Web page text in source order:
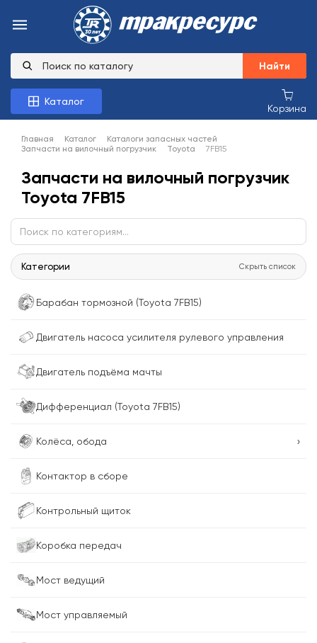
Найти
Каталог
Корзина
Главная Каталог
Каталоги запасных частей
Запчасти на вилочный погрузчик
Toyota 7FB15
Запчасти на вилочный погрузчик
Toyota 7FB15
Категории Скрыть список
Барабан тормозной (Toyota 7FB15)
Двигатель насоса усилителя рулевого управления
Двигатель подъёма мачты
Дифференциал (Toyota 7FB15)
Колёса, обода ›
Контактор в сборе
Контрольный щиток
Коробка передач
Мост ведущий
Мост управляемый